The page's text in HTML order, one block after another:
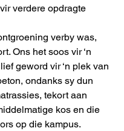
verdere opdragte
verby was,
Ons het soos vir ‘n
geword vir ‘n plek van
ondanks sy dun
tekort aan
kos en die
op die kampus.